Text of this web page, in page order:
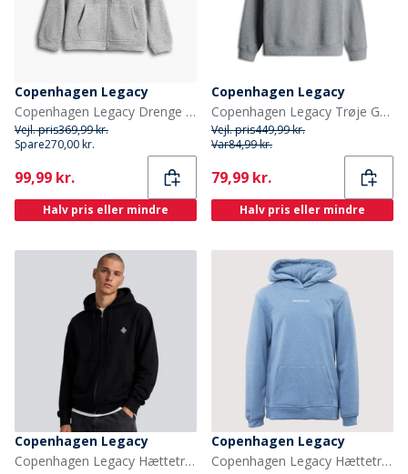
Copenhagen Legacy
Copenhagen Legacy Drenge lynlås hoodie Grey Melange
Vejl. pris369,99 kr.
Spare270,00 kr.
Current
99,99 kr.
Halv pris eller mindre
Copenhagen Legacy
Copenhagen Legacy Trøje Grå Melange
Vejl. pris449,99 kr.
Var84,99 kr.
Current
79,99 kr.
Halv pris eller mindre
Copenhagen Legacy
Copenhagen Legacy Hættetrøje med lynlås Sort
Copenhagen Legacy
Copenhagen Legacy Hættetrøjer Blå